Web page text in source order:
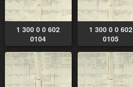
1 300 0 0 602
0104
1 300 0 0 602
0105